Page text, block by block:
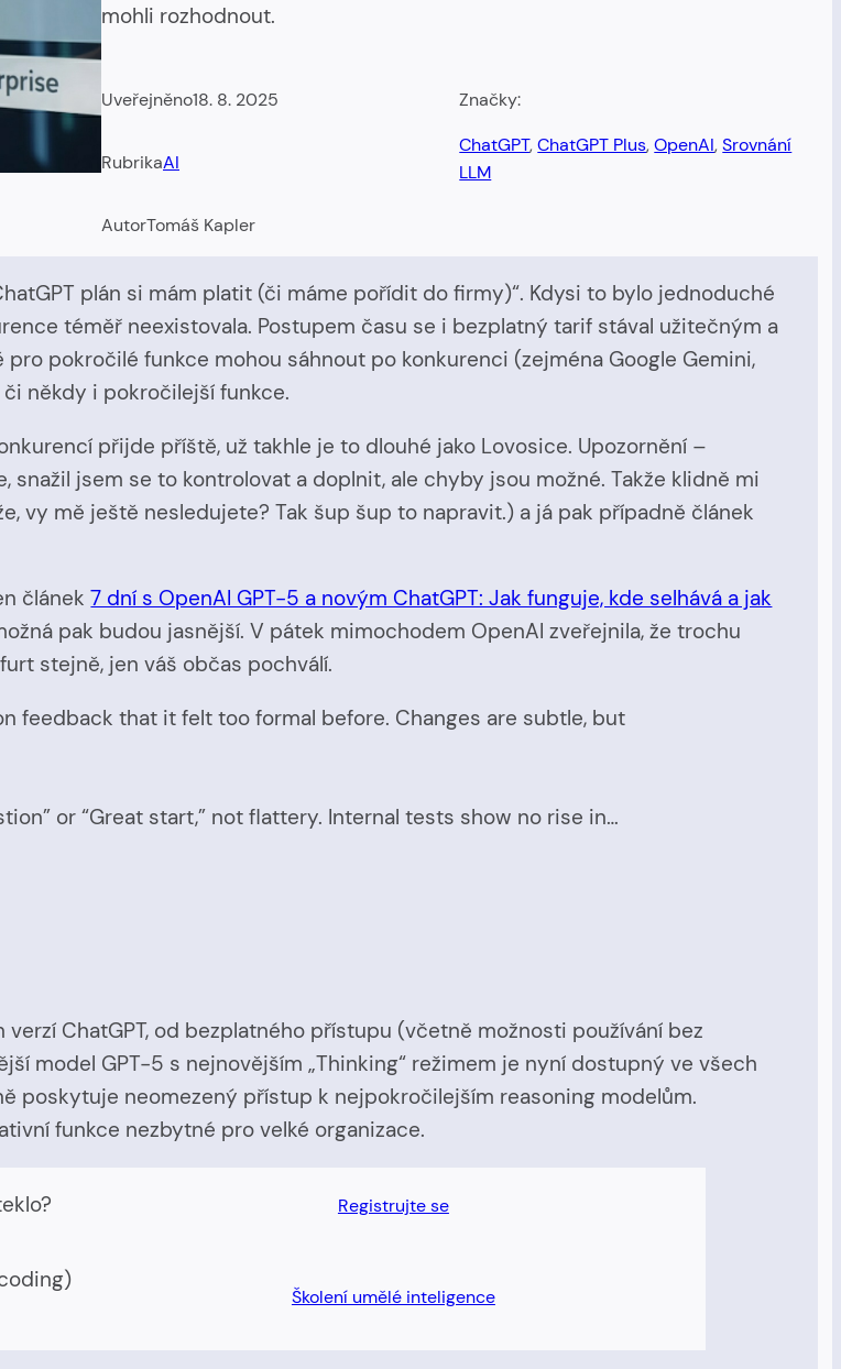
mohli rozhodnout.
Uveřejněno18. 8. 2025
RubrikaAI
AutorTomáš Kapler
Značky:
ChatGPT, ChatGPT Plus, OpenAI, Srovnání
LLM
plán si mám platit (či máme pořídit do firmy)“. Kdysi to bylo jednoduché
téměř neexistovala. Postupem času se i bezplatný tarif stával užitečným a
pokročilé funkce mohou sáhnout po konkurenci (zejména Google Gemini,
někdy i pokročilejší funkce.
přijde příště, už takhle je to dlouhé jako Lovosice. Upozornění –
jsem se to kontrolovat a doplnit, ale chyby jsou možné. Takže klidně mi
vy mě ještě nesledujete? Tak šup šup to napravit.) a já pak případně článek
článek7 dní s OpenAI GPT-5 a novým ChatGPT: Jak funguje, kde selhává a jak
pak budou jasnější. V pátek mimochodem OpenAI zveřejnila, že trochu
stejně, jen váš občas pochválí.
feedback that it felt too formal before. Changes are subtle, but
or “Great start,” not flattery. Internal tests show no rise in…
ChatGPT, od bezplatného přístupu (včetně možnosti používání bez
model GPT-5 s nejnovějším „Thinking“ režimem je nyní dostupný ve všech
poskytuje neomezený přístup k nejpokročilejším reasoning modelům.
funkce nezbytné pro velké organizace.
Registrujte se
Školení umělé inteligence